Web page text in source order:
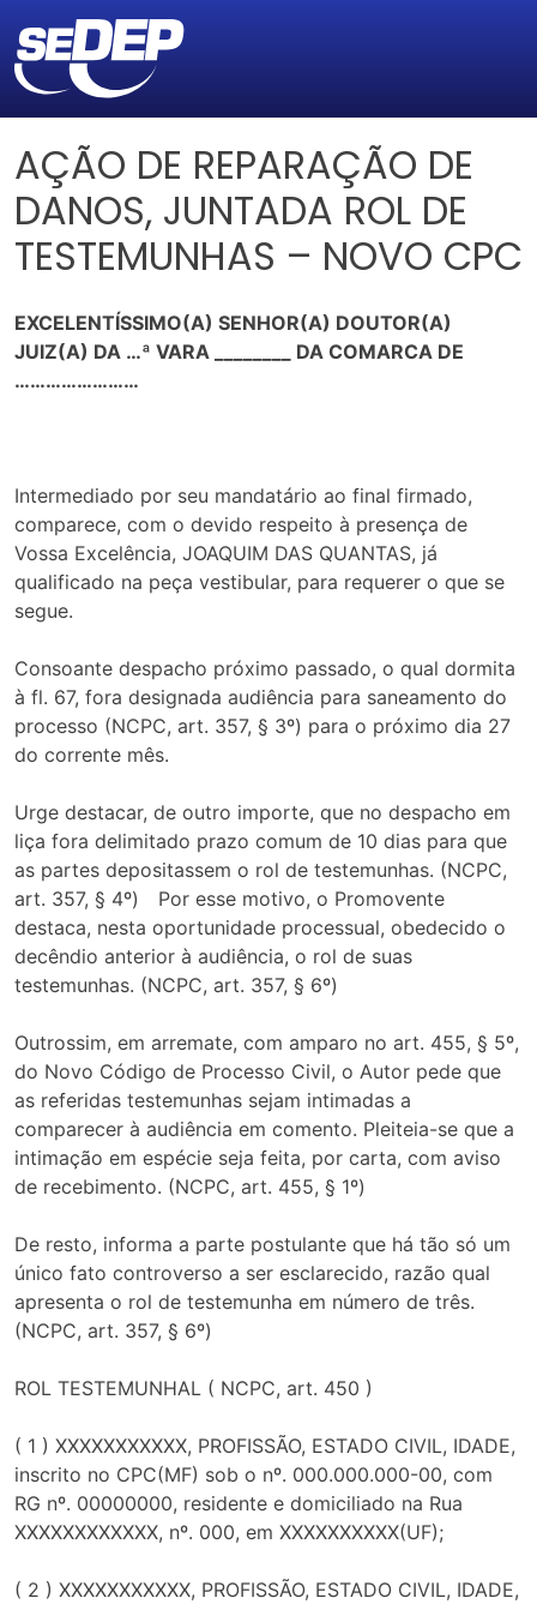
AÇÃO DE REPARAÇÃO DE
DANOS, JUNTADA ROL DE
TESTEMUNHAS – NOVO CPC
EXCELENTÍSSIMO(A) SENHOR(A) DOUTOR(A)
JUIZ(A) DA …ª VARA ________ DA COMARCA DE
……………………
Intermediado por seu mandatário ao final firmado,
comparece, com o devido respeito à presença de
Vossa Excelência, JOAQUIM DAS QUANTAS, já
qualificado na peça vestibular, para requerer o que se
segue.
Consoante despacho próximo passado, o qual dormita
à fl. 67, fora designada audiência para saneamento do
processo (NCPC, art. 357, § 3º) para o próximo dia 27
do corrente mês.
Urge destacar, de outro importe, que no despacho em
liça fora delimitado prazo comum de 10 dias para que
as partes depositassem o rol de testemunhas. (NCPC,
art. 357, § 4º) Por esse motivo, o Promovente
destaca, nesta oportunidade processual, obedecido o
decêndio anterior à audiência, o rol de suas
testemunhas. (NCPC, art. 357, § 6º)
Outrossim, em arremate, com amparo no art. 455, § 5º,
do Novo Código de Processo Civil, o Autor pede que
as referidas testemunhas sejam intimadas a
comparecer à audiência em comento. Pleiteia-se que a
intimação em espécie seja feita, por carta, com aviso
de recebimento. (NCPC, art. 455, § 1º)
De resto, informa a parte postulante que há tão só um
único fato controverso a ser esclarecido, razão qual
apresenta o rol de testemunha em número de três.
(NCPC, art. 357, § 6º)
ROL TESTEMUNHAL ( NCPC, art. 450 )
( 1 ) XXXXXXXXXXX, PROFISSÃO, ESTADO CIVIL, IDADE,
inscrito no CPC(MF) sob o nº. 000.000.000-00, com
RG nº. 00000000, residente e domiciliado na Rua
XXXXXXXXXXXX, nº. 000, em XXXXXXXXXX(UF);
( 2 ) XXXXXXXXXXX, PROFISSÃO, ESTADO CIVIL, IDADE,